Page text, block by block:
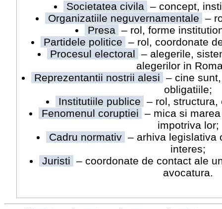
Societatea civila – concept,
Organizatiile neguvernamentale –
Presa – rol, forme
Partidele politice – rol, coordonate
Procesul electoral – alegerile,
alegerilor in
Reprezentantii nostrii alesi – cine
obligatiile;
Institutiile publice – rol, structura,
Fenomenul coruptiei – mica si
impotriva lor;
Cadru normativ – arhiva legislativa
interes;
Juristi – coordonate de contact ale
avocatura.